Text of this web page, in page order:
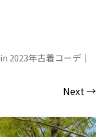
in 2023年古着コーデ｜
Next →